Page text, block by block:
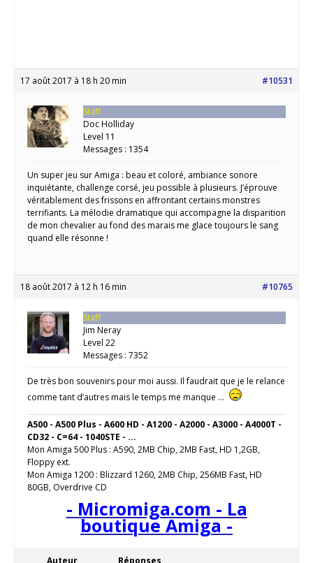
17 août 2017 à 18 h 20 min #10531
Staff
Doc Holliday
Level 11
Messages : 1354
Un super jeu sur Amiga : beau et coloré, ambiance sonore
inquiétante, challenge corsé, jeu possible à plusieurs. J’éprouve
véritablement des frissons en affrontant certains monstres
terrifiants. La mélodie dramatique qui accompagne la disparition
de mon chevalier au fond des marais me glace toujours le sang
quand elle résonne !
18 août 2017 à 12 h 16 min #10765
Staff
Jim Neray
Level 22
Messages : 7352
De très bon souvenirs pour moi aussi. Il faudrait que je le relance
comme tant d’autres mais le temps me manque …
A500 - A500 Plus - A600 HD - A1200 - A2000 - A3000 - A4000T -
CD32 - C=64 - 1040STE - ...
Mon Amiga 500 Plus : A590, 2MB Chip, 2MB Fast, HD 1,2GB,
Floppy ext.
Mon Amiga 1200 : Blizzard 1260, 2MB Chip, 256MB Fast, HD
80GB, Overdrive CD
- Micromiga.com - La
boutique Amiga -